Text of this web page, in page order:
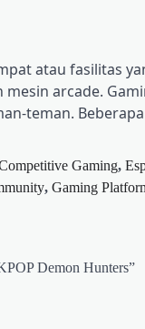
atau fasilitas
mesin arcade.
teman.
Gaming,
, Gaming
Demon Hunters”